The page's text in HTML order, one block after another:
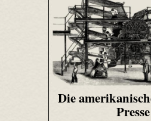
Die
Presse